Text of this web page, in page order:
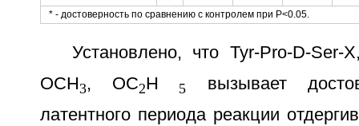
* - достоверность по сравнению с контролем при Р<0.05.
Установлено, что Tyr-Pro-D-
ОСН3, ОС2Н 5
вызывает
латентного периода реакции